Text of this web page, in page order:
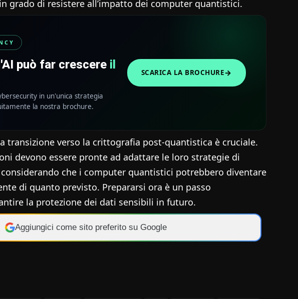
grado di resistere all’impatto dei computer quantistici.
può far crescere il
in un'unica strategia
la nostra brochure.
SCARICA LA BROCHURE→
transizione verso la crittografia post-quantistica è cruciale.
devono essere pronte ad adattare le loro strategie di
che i computer quantistici potrebbero diventare
di quanto previsto. Prepararsi ora è un passo
la protezione dei dati sensibili in futuro.
Aggiungici come sito preferito su Google